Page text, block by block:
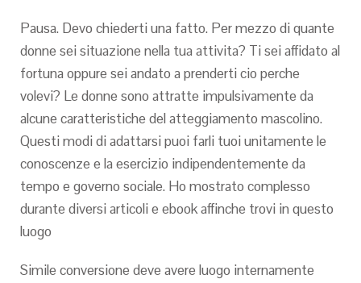
Pausa. Devo chiederti una fatto. Per mezzo di quante
donne sei situazione nella tua attivita? Ti sei affidato al
fortuna oppure sei andato a prenderti cio perche
volevi? Le donne sono attratte impulsivamente da
alcune caratteristiche del atteggiamento mascolino.
Questi modi di adattarsi puoi farli tuoi unitamente le
conoscenze e la esercizio indipendentemente da
tempo e governo sociale. Ho mostrato complesso
durante diversi articoli e ebook affinche trovi in questo
luogo
Simile conversione deve avere luogo internamente